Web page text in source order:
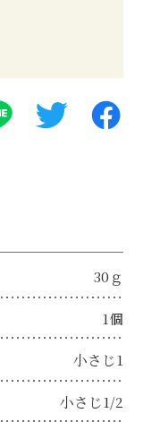
30ｇ
1個
小さじ1
小さじ1/2